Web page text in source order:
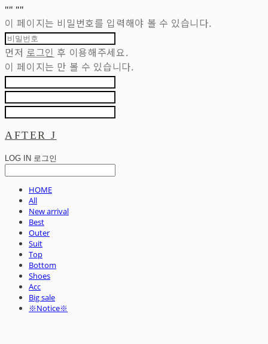
"" ""
이 페이지는 비밀번호를 입력해야 볼 수 있습니다.
먼저 로그인 후 이용해주세요.
이 페이지는 만 볼 수 있습니다.
AFTER J
LOG IN 로그인
HOME
All
New arrival
Best
Outer
Suit
Top
Bottom
Shoes
Acc
Big sale
※Notice※